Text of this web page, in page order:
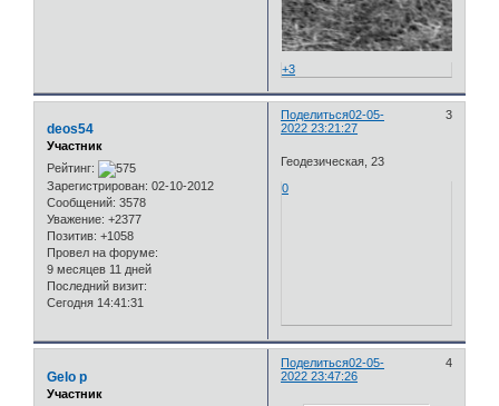
+3
Поделиться 3
02-05-
2022 23:21:27
deos54
Участник
Рейтинг:
Зарегистрирован: 02-10-2012
Сообщений: 3578
Уважение: +2377
Позитив: +1058
Провел на форуме:
9 месяцев 11 дней
Последний визит:
Сегодня 14:41:31
Геодезическая, 23
0
Поделиться 4
02-05-
2022 23:47:26
Gelo p
Участник